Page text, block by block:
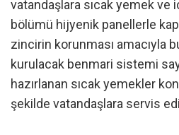
vatandaşlara sıcak yemek ve
bölümü hijyenik panellerle
zincirin korunması amacıyla
kurulacak benmari sistemi
hazırlanan sıcak yemekler
şekilde vatandaşlara servis